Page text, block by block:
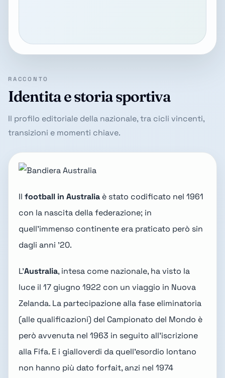
RACCONTO
Identita e storia sportiva
Il profilo editoriale della nazionale, tra cicli vincenti,
transizioni e momenti chiave.
Il football in Australia è stato codificato nel 1961
con la nascita della federazione; in
quell'immenso continente era praticato però sin
dagli anni '20.
L'Australia, intesa come nazionale, ha visto la
luce il 17 giugno 1922 con un viaggio in Nuova
Zelanda. La partecipazione alla fase eliminatoria
(alle qualificazioni) del Campionato del Mondo è
però avvenuta nel 1963 in seguito all'iscrizione
alla Fifa. E i gialloverdi da quell'esordio lontano
non hanno più dato forfait,anzi nel 1974